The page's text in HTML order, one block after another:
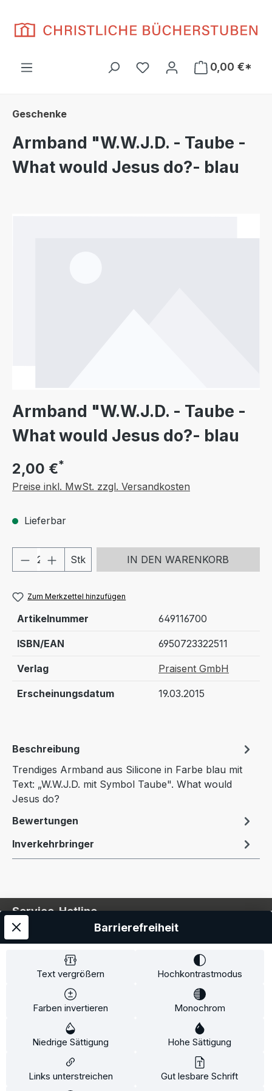
Du hast 0 Produkte auf
0,00 €*
Geschenke
Armband "W.W.J.D. - Taube -
What would Jesus do?- blau
Armband "W.W.J.D. - Taube -
What would Jesus do?- blau
2,00 €*
Preise inkl. MwSt. zzgl. Versandkosten
Lieferbar
Produkt Anzahl: Gib den
Stk IN DEN WARENKORB
Zum Merkzettel hinzufügen
Artikelnummer 649116700
ISBN/EAN 6950723322511
Verlag Praisent GmbH
Erscheinungsdatum 19.03.2015
Beschreibung
Trendiges Armband aus Silicone in Farbe blau mit
Text: „W.W.J.D. mit Symbol Taube". What would
Jesus do?
Bewertungen
Inverkehrbringer
Service-Hotline
Service
Information
* Alle Preise inkl. gesetzl. Mehrwertsteuer zzgl.
und ggf. Nachnahmegebühren, wenn
Text vergrößern Hochkontrastmodus
Farben invertieren Monochrom
Niedrige Sättigung Hohe Sättigung
Links unterstreichen Gut lesbare Schrift
Barrierefreiheit